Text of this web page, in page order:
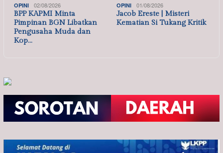
OPINI 02/08/2026
BPP KAPMI Minta
Pimpinan BGN Libatkan
Pengusaha Muda dan
Kop…
OPINI 01/08/2026
Jacob Ereste | Misteri
Kematian Si Tukang Kritik